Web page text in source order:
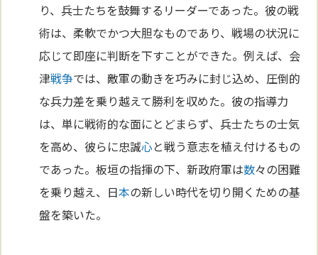
り、兵士たちを鼓舞するリーダーであった。彼の戦
術は、柔軟でかつ大胆なものであり、戦場の状況に
応じて即座に判断を下すことができた。例えば、会
津戦争では、敵軍の動きを巧みに封じ込め、圧倒的
な兵力差を乗り越えて勝利を収めた。彼の指導力
は、単に戦術的な面にとどまらず、兵士たちの士気
を高め、彼らに忠誠心と戦う意志を植え付けるもの
であった。板垣の指揮の下、新政府軍は数々の困難
を乗り越え、日本の新しい時代を切り開くための基
盤を築いた。